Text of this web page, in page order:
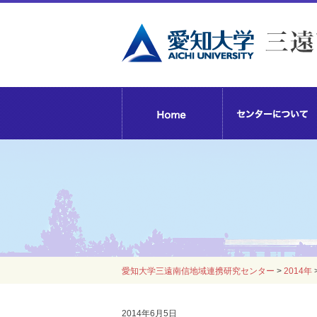
愛知大学三遠南信地域連携研究センター > 2014年
2014年6月5日